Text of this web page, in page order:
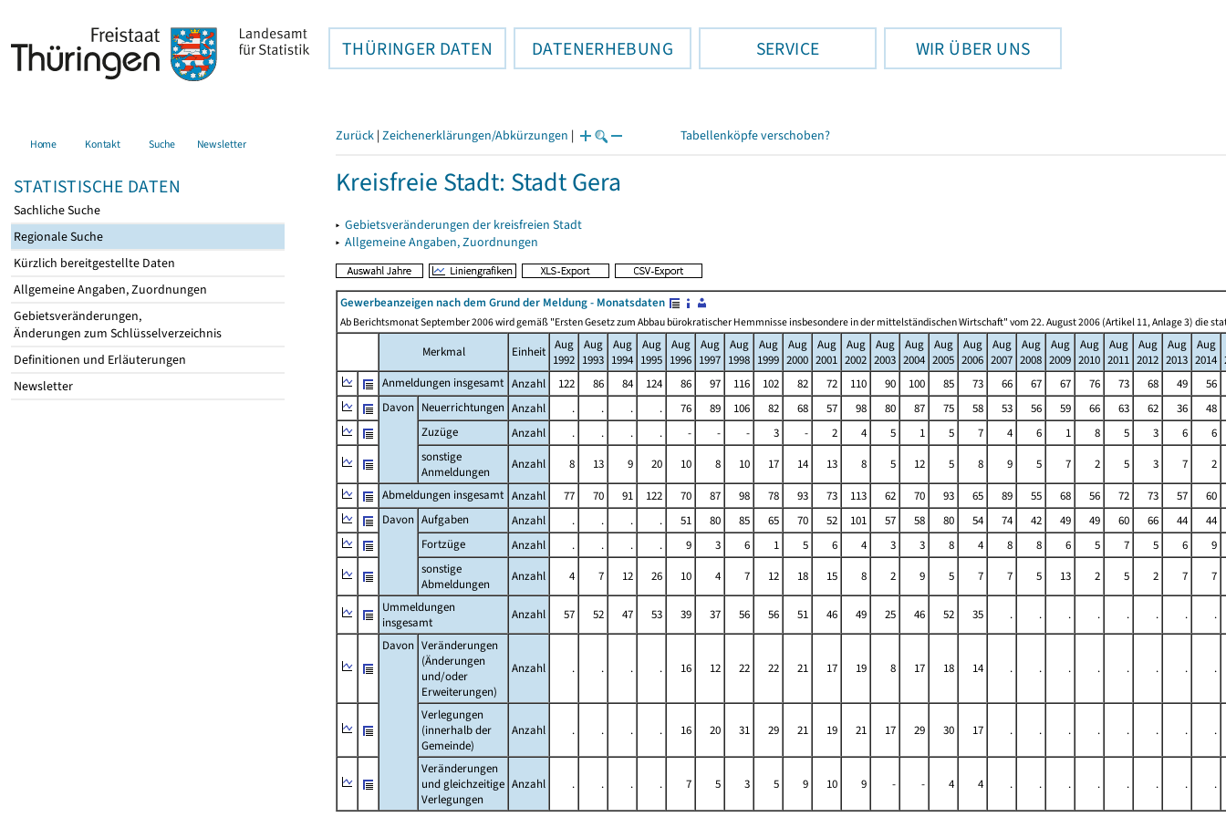
THÜRINGER DATEN DATENERHEBUNG SERVICE WIR ÜBER UNS
Home Kontakt Suche Newsletter
STATISTISCHE DATEN
Sachliche Suche
Regionale Suche
Kürzlich bereitgestellte Daten
Allgemeine Angaben, Zuordnungen
Gebietsveränderungen,
Änderungen zum Schlüsselverzeichnis
Definitionen und Erläuterungen
Newsletter
Zurück | Zeichenerklärungen/Abkürzungen | Tabellenköpfe verschoben?
Kreisfreie Stadt: Stadt Gera
▸ Gebietsveränderungen der kreisfreien Stadt
▸ Allgemeine Angaben, Zuordnungen
Gewerbeanzeigen nach dem Grund der Meldung - Monatsdaten
Ab Berichtsmonat September 2006 wird gemäß "Ersten Gesetz zum Abbau bürokratischer Hemmnisse insbesondere in der mittelständischen Wirtschaft" vom 22. August 2006 (Artikel 11, Anlage 3) die
Merkmal Einheit Aug
1992
Aug
1993
Aug
1994
Aug
1995
Aug
1996
Aug
1997
Aug
1998
Aug
1999
Aug
2000
Aug
2001
Aug
2002
Aug
2003
Aug
2004
Aug
2005
Aug
2006
Aug
2007
Aug
2008
Aug
2009
Aug
2010
Aug
2011
Aug
2012
Aug
2013
Aug
2014
Anmeldungen insgesamt Anzahl 122 86 84 124 86 97 116 102 82 72 110 90 100 85 73 66 67 67 76 73 68 49
56
Davon Neuerrichtungen Anzahl . . . . 76 89 106 82 68 57 98 80 87 75 58 53 56 59 66 63 62 36
48
Zuzüge
Anzahl . . . . - - - 3 - 2 4 5 1 5 7 4 6 1 8 5 3 6
6
sonstige
Anmeldungen
Anzahl 8 13 9 20 10 8 10 17 14 13 8 5 12 5 8 9 5 7 2 5 3 7
2
Abmeldungen insgesamt Anzahl 77 70 91 122 70 87 98 78 93 73 113 62 70 93 65 89 55 68 56 72 73 57
60
Davon Aufgaben Anzahl . . . . 51 80 85 65 70 52 101 57 58 80 54 74 42 49 49 60 66 44
44
Fortzüge
Anzahl . . . . 9 3 6 1 5 6 4 3 3 8 4 8 8 6 5 7 5 6
9
sonstige
Abmeldungen
Anzahl 4 7 12 26 10 4 7 12 18 15 8 2 9 5 7 7 5 13 2 5 2 7
7
Ummeldungen
insgesamt
Anzahl 57 52 47 53 39 37 56 56 51 46 49 25 46 52 35 . . . . . . .
.
Davon Veränderungen
(Änderungen
und/oder
Erweiterungen)
Anzahl . . . . 16 12 22 22 21 17 19 8 17 18 14 . . . . . . . .
Verlegungen
(innerhalb der
Gemeinde)
Anzahl . . . . 16 20 31 29 21 19 21 17 29 30 17 . . . . . . . .
Veränderungen
und gleichzeitige
Verlegungen
Anzahl . . . . 7 5 3 5 9 10 9 - - 4 4 . . . . . . . .